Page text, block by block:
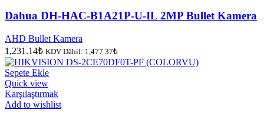
Dahua DH-HAC-B1A21P-U-IL 2MP Bullet Kamera
AHD Bullet Kamera
1,231.14₺ KDV Dâhil: 1,477.37₺
Sepete Ekle
Quick view
Karşılaştırmak
Add to wishlist